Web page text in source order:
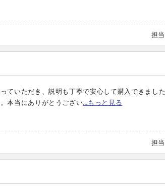
担
ていただき、説明も丁寧で安心して購入できまし
本当にありがとうござい…もっと見る
担